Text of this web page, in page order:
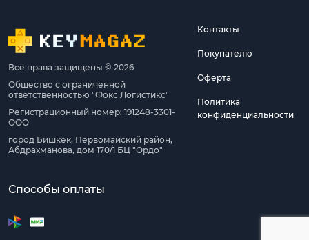
Все права защищены © 2026
Общество с ограниченной
ответственностью "Фокс Логистикс"
Регистрационный номер: 191248-3301-
ООО
город Бишкек, Первомайский район,
Абдрахманова, дом 170/1 БЦ "Ордо"
Контакты
Покупателю
Оферта
Политика
конфиденциальности
Способы оплаты